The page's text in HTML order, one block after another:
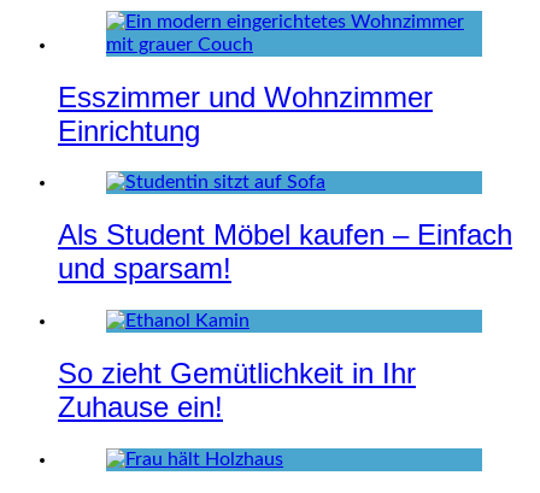
Esszimmer und Wohnzimmer
Einrichtung
Als Student Möbel kaufen – Einfach
und sparsam!
So zieht Gemütlichkeit in Ihr
Zuhause ein!